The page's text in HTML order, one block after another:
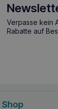
Verpasse kein
Rabatte auf
Shop